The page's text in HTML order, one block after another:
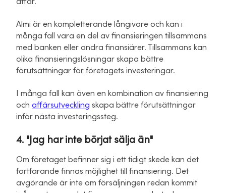
Almi är en kompletterande långivare och kan i
många fall vara en del av finansieringen tillsammans
med banken eller andra finansiärer. Tillsammans kan
olika finansieringslösningar skapa bättre
förutsättningar för företagets investeringar.
I många fall kan även en kombination av finansiering
och affärsutveckling skapa bättre förutsättningar
inför nästa investeringssteg.
4. "Jag har inte börjat sälja än"
Om företaget befinner sig i ett tidigt skede kan det
fortfarande finnas möjlighet till finansiering. Det
avgörande är inte om försäljningen redan kommit